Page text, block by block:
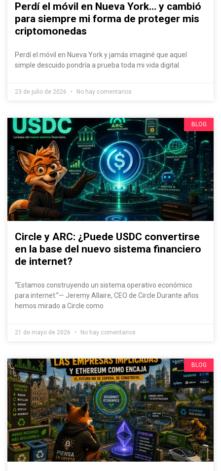
Perdí el móvil en Nueva York… y cambió
para siempre mi forma de proteger mis
criptomonedas
Perdí el móvil en Nueva York y jamás imaginé que aquel
simple descuido pondría a prueba toda mi vida digital.
23 de julio de 2026 No hay comentarios
BLOG
Circle y ARC: ¿Puede USDC convertirse
en la base del nuevo sistema financiero
de internet?
“Estamos construyendo un sistema operativo económico
para internet.”— Jeremy Allaire, CEO de Circle Durante años
hemos mirado a Circle como
21 de mayo de 2026 No hay comentarios
BLOG